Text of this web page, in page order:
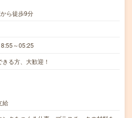
ら徒歩9分
～05:25
る方、大歓迎！
給